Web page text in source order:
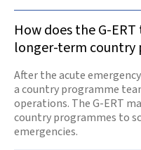
How does the G-
longer-term country
After the acute
a country programme
operations. The G-ERT
country programmes to
emergencies.